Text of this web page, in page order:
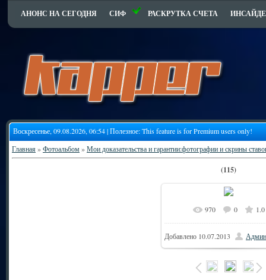
АНОНС НА СЕГОДНЯ СИФ РАСКРУТКА СЧЕТА
Воскресенье, 09.08.2026, 06:54 | Полезное:This feature is for Premium users only!
Главная»Фотоальбом»Мои доказательства и гарантии:фотографии и скрины
(115)
В реальном размере
68.5Kb
970 0 1.0
Добавлено 10.07.2013